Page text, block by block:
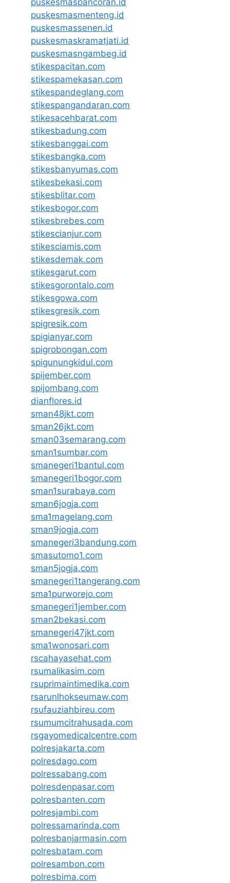
puskesmaspancoran.id
puskesmasmenteng.id
puskesmassenen.id
puskesmaskramatjati.id
puskesmasngambeg.id
stikespacitan.com
stikespamekasan.com
stikespandeglang.com
stikespangandaran.com
stikesacehbarat.com
stikesbadung.com
stikesbanggai.com
stikesbangka.com
stikesbanyumas.com
stikesbekasi.com
stikesblitar.com
stikesbogor.com
stikesbrebes.com
stikescianjur.com
stikesciamis.com
stikesdemak.com
stikesgarut.com
stikesgorontalo.com
stikesgowa.com
stikesgresik.com
spigresik.com
spigianyar.com
spigrobongan.com
spigunungkidul.com
spijember.com
spijombang.com
dianflores.id
sman48jkt.com
sman26jkt.com
sman03semarang.com
sman1sumbar.com
smanegeri1bantul.com
smanegeri1bogor.com
sman1surabaya.com
sman6jogja.com
sma1magelang.com
sman9jogja.com
smanegeri3bandung.com
smasutomo1.com
sman5jogja.com
smanegeri1tangerang.com
sma1purworejo.com
smanegeri1jember.com
sman2bekasi.com
smanegeri47jkt.com
sma1wonosari.com
rscahayasehat.com
rsumalikasim.com
rsuprimaintimedika.com
rsarunlhokseumaw.com
rsufauziahbireu.com
rsumumcitrahusada.com
rsgayomedicalcentre.com
polresjakarta.com
polresdago.com
polressabang.com
polresdenpasar.com
polresbanten.com
polresjambi.com
polressamarinda.com
polresbanjarmasin.com
polresbatam.com
polresambon.com
polresbima.com